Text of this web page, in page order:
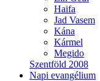
Haifa
Jad Vasem
Kána
Kármel
Megido
Szentföld 2008
Napi evangélium